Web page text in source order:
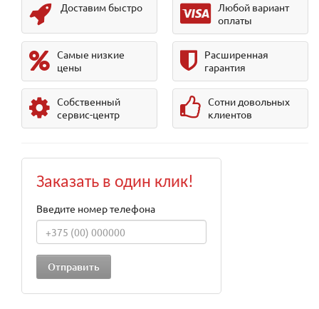
Доставим быстро
Любой вариант
оплаты
Самые низкие
цены
Расширенная
гарантия
Собственный
сервис-центр
Сотни довольных
клиентов
Заказать в один клик!
Введите номер телефона